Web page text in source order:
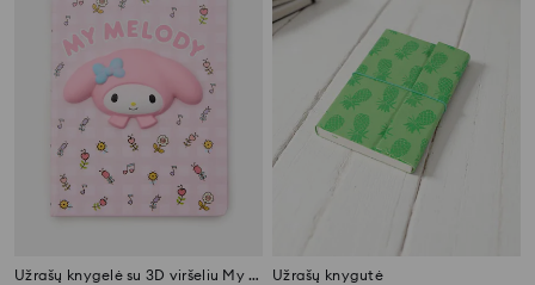
Užrašų knygelė su 3D viršeliu My Melody Užrašų knygutė